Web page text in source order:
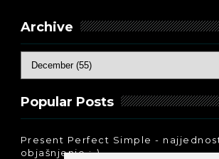
Archive
Popular Posts
Present Perfect Simple -
objašnjenje :-)